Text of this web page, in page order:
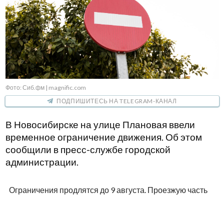
Фото: Сиб.фм | magnific.com
ПОДПИШИТЕСЬ НА TELEGRAM-КАНАЛ
В Новосибирске на улице Плановая ввели
временное ограничение движения. Об этом
сообщили в пресс-службе городской
администрации.
Ограничения продлятся до 9 августа. Проезжую часть